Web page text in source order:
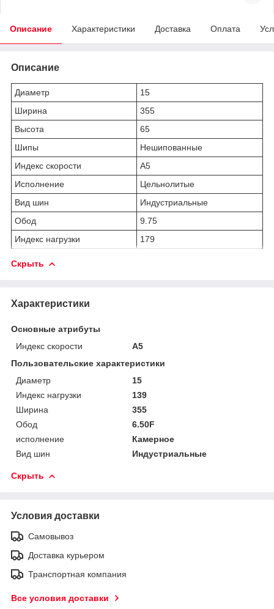
Описание Характеристики Доставка Оплата
Описание
Диаметр
15
Ширина
355
Высота
65
Шипы
Нешипованные
Индекс скорости
A5
Исполнение
Цельнолитые
Вид шин
Индустриальные
Обод
9.75
Индекс нагрузки
179
Скрыть
Характеристики
Основные атрибуты
Индекс скорости
A5
Пользовательские характеристики
Диаметр
15
Индекс нагрузки
139
Ширина
355
Обод
6.50F
исполнение
Камерное
Вид шин
Индустриальные
Скрыть
Условия доставки
Самовывоз
Доставка курьером
Транспортная компания
Все условия доставки